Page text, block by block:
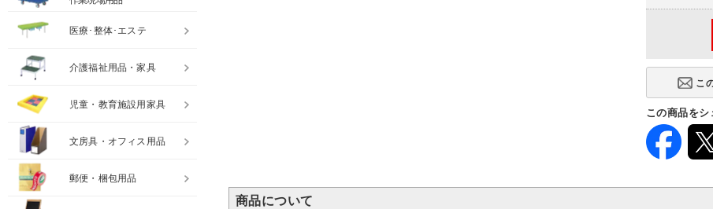
この商品をシ
商品について
医療･整体･エステ
介護福祉用品・家具
児童・教育施設用家具
文房具・オフィス用品
郵便・梱包用品